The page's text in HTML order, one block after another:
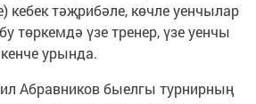
кебек тәҗрибәле, көчле уенчылар
төркемдә үзе тренер, үзе уенчы
урында.
Абравников быелгы турнирның